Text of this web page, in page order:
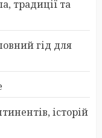
традиції та
гід для
історій